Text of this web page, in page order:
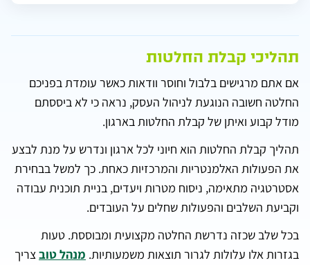
תהליכי קבלת החלטות
אם אתם מרגישים בלבול וחוסר וודאות כאשר עומדת בפניכם
החלטה חשובה הנוגעת לניהול העסק, נראה כי לא ביססתם
מודל קבוע ואיתן של קבלת החלטות בארגון.
תהליך קבלת החלטות הוא חיוני לכל ארגון ונדרש על מנת לבצע
את הפעולות האלמנטריות והמרכזיות כאחת. כך למשל בבחירת
אסטרטגיה מתאימה, ניסוח מטרות ויעדים, בניית תוכנית עבודה
וקביעת השלבים והפעולות שחלים על העובדים.
בכל שלב שכזה נדרשת החלטה מקצועית ומבוססת. טעות
בגזרות אלו עלולות לגרור תוצאות משמעותיות. מנהל טובצריך